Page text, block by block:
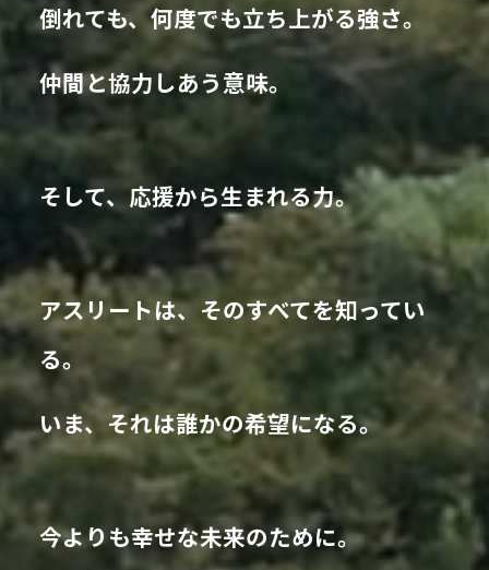
倒れても、何度でも立ち上がる強さ。
仲間と協力しあう意味。
そして、応援から生まれる力。
アスリートは、そのすべてを知ってい
る。
いま、それは誰かの希望になる。
今よりも幸せな未来のために。